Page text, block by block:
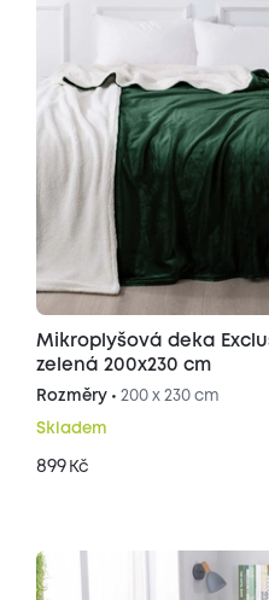
Mikroplyšová deka Exclusive s beránkem - tmavě
zelená 200x230 cm
Rozměry • 200 x 230 cm
Skladem
899 Kč